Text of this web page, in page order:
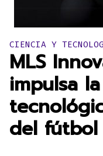
Publicado en:
CIENCIA Y
MLS
impulsa
del fútbol